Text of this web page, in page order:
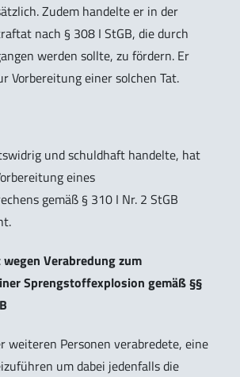
Zudem handelte er in der
nach § 308 I StGB, die durch
werden sollte, zu fördern. Er
Vorbereitung einer solchen Tat.
und schuldhaft handelte, hat
eines
gemäß § 310 I Nr. 2 StGB
Verabredung zum
Sprengstoffexplosion gemäß §§
weiteren Personen verabredete, eine
um dabei jedenfalls die